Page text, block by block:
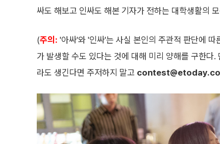
싸도 해보고 인싸도 해본 기자가 전하는 대학생활의
(주의: '아싸'와 '인싸'는 사실 본인의 주관적 판단에
가 발생할 수도 있다는 것에 대해 미리 양해를 구한다
라도 생긴다면 주저하지 말고